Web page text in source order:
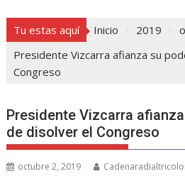
Tu estas aquí Inicio 2019
Presidente Vizcarra afianza su
Congreso
Presidente Vizcarra
de disolver el Congreso
octubre 2, 2019